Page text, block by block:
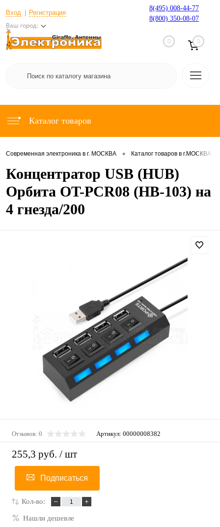
Вход Регистрация
Ваш город:
8(495) 008-44-77
8(800) 350-08-07
0 0
Каталог товаров
Современная электроника в г. МОСКВА • Каталог товаров в г.МОСКВА
Концентратор USB (HUB)
Орбита OT-PCR08 (HB-103) на
4 гнезда/200
Отзывов: 0 Артикул: 00000008382
255,3 руб. / шт
Подписаться
Кол-во:
Нашли дешевле